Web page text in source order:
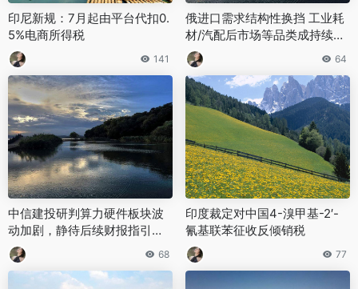
印尼新规：7月起由平台代扣0.
5%电商所得税
141
俄进口需求结构性换挡 工业耗
材/汽配后市场等品类成持续采
购“隐形冠军”赛道
64
中信建投研判算力硬件板块波
动加剧，静待后续财报指引明
确方向
68
印度裁定对中国4-溴甲基-2′-
氰基联苯征收反倾销税
77